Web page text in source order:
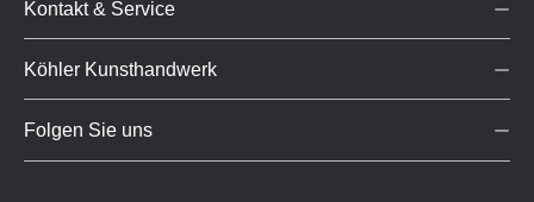
Kontakt & Service
Köhler Kunsthandwerk
Folgen Sie uns